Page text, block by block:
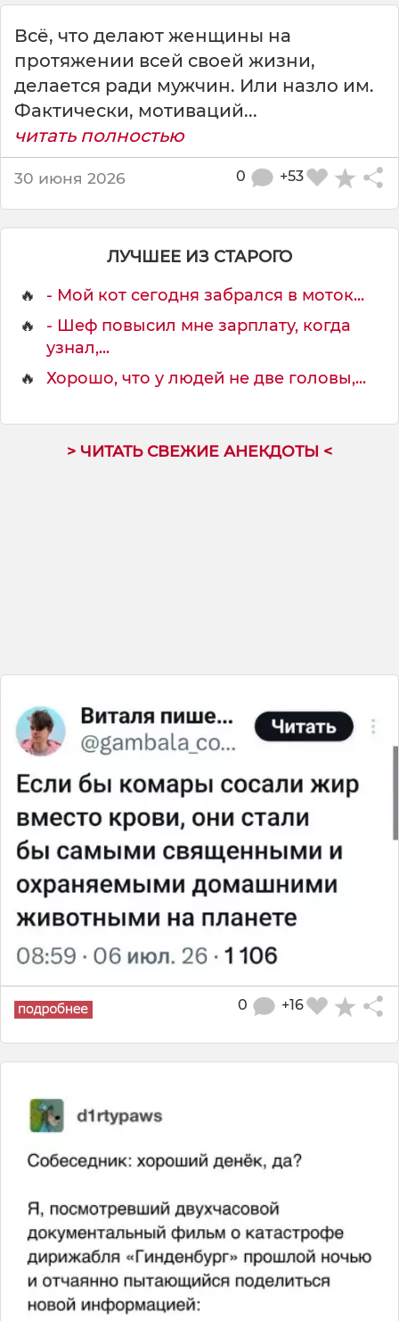
Всё, что делают женщины на
протяжении всей своей жизни,
делается ради мужчин. Или назло им.
Фактически, мотиваций...
читать полностью
30 июня 2026 +53
0
ЛУЧШЕЕ ИЗ СТАРОГО
🔥
- Мой кот сегодня забрался в моток...
🔥
- Шеф повысил мне зарплату, когда
узнал,...
🔥
Хорошо, что у людей не две головы,...
> ЧИТАТЬ СВЕЖИЕ АНЕКДОТЫ <
+16
0